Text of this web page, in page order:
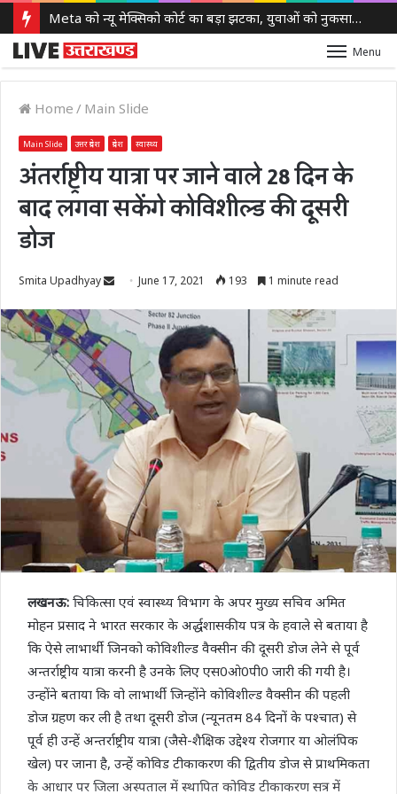
Meta को न्यू मेक्सिको कोर्ट का बड़ा झटका, युवाओं को नुकसान पहुंचाने के मामले में करीब 5,000 करोड़ रुपये का जुर्माना
Menu
Home / Main Slide
Main Slide उत्तर प्रदेश प्रदेश स्वास्थ्य
अंतर्राष्ट्रीय यात्रा पर जाने वाले 28 दिन के
बाद लगवा सकेंगे कोविशील्ड की दूसरी
डोज
Smita Upadhyay
Send
email
June 17, 2021 193 1 minute read
लखनऊ: चिकित्सा एवं स्वास्थ्य विभाग के अपर मुख्य सचिव अमित
मोहन प्रसाद ने भारत सरकार के अर्द्धशासकीय पत्र के हवाले से बताया है
कि ऐसे लाभार्थी जिनको कोविशील्ड वैक्सीन की दूसरी डोज लेने से पूर्व
अन्तर्राष्ट्रीय यात्रा करनी है उनके लिए एस0ओ0पी0 जारी की गयी है।
उन्होंने बताया कि वो लाभार्थी जिन्होंने कोविशील्ड वैक्सीन की पहली
डोज ग्रहण कर ली है तथा दूसरी डोज (न्यूनतम 84 दिनों के पश्चात) से
पूर्व ही उन्हें अन्तर्राष्ट्रीय यात्रा (जैसे-शैक्षिक उद्देश्य रोजगार या ओलंपिक
खेल) पर जाना है, उन्हें कोविड टीकाकरण की द्वितीय डोज से प्राथमिकता
के आधार पर जिला अस्पताल में स्थापित कोविड टीकाकरण सत्र में